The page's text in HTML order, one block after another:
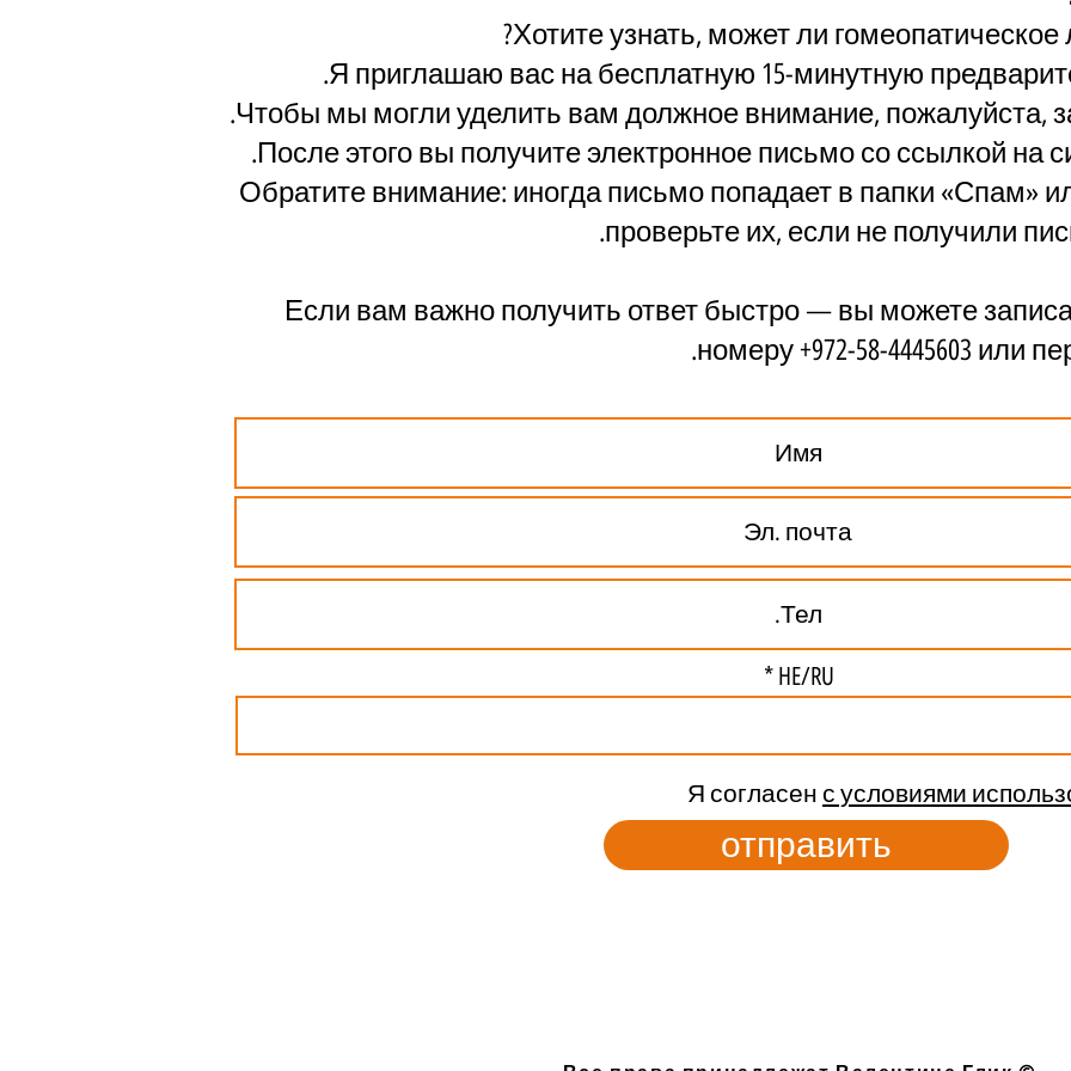
Хотите узнать, может ли гомеопатическое
Я приглашаю вас на бесплатную 15-минутную
Чтобы мы могли уделить вам должное внимание, пожалуйста,
После этого вы получите электронное письмо со ссылкой на
🔔 Обратите внимание: иногда письмо попадает в папки «Спам»
проверьте их, если не получили
Если вам важно получить ответ быстро — вы можете
номеру +972-58-4445603 или
.
HE/RU
Я согласен с условиями
отправить